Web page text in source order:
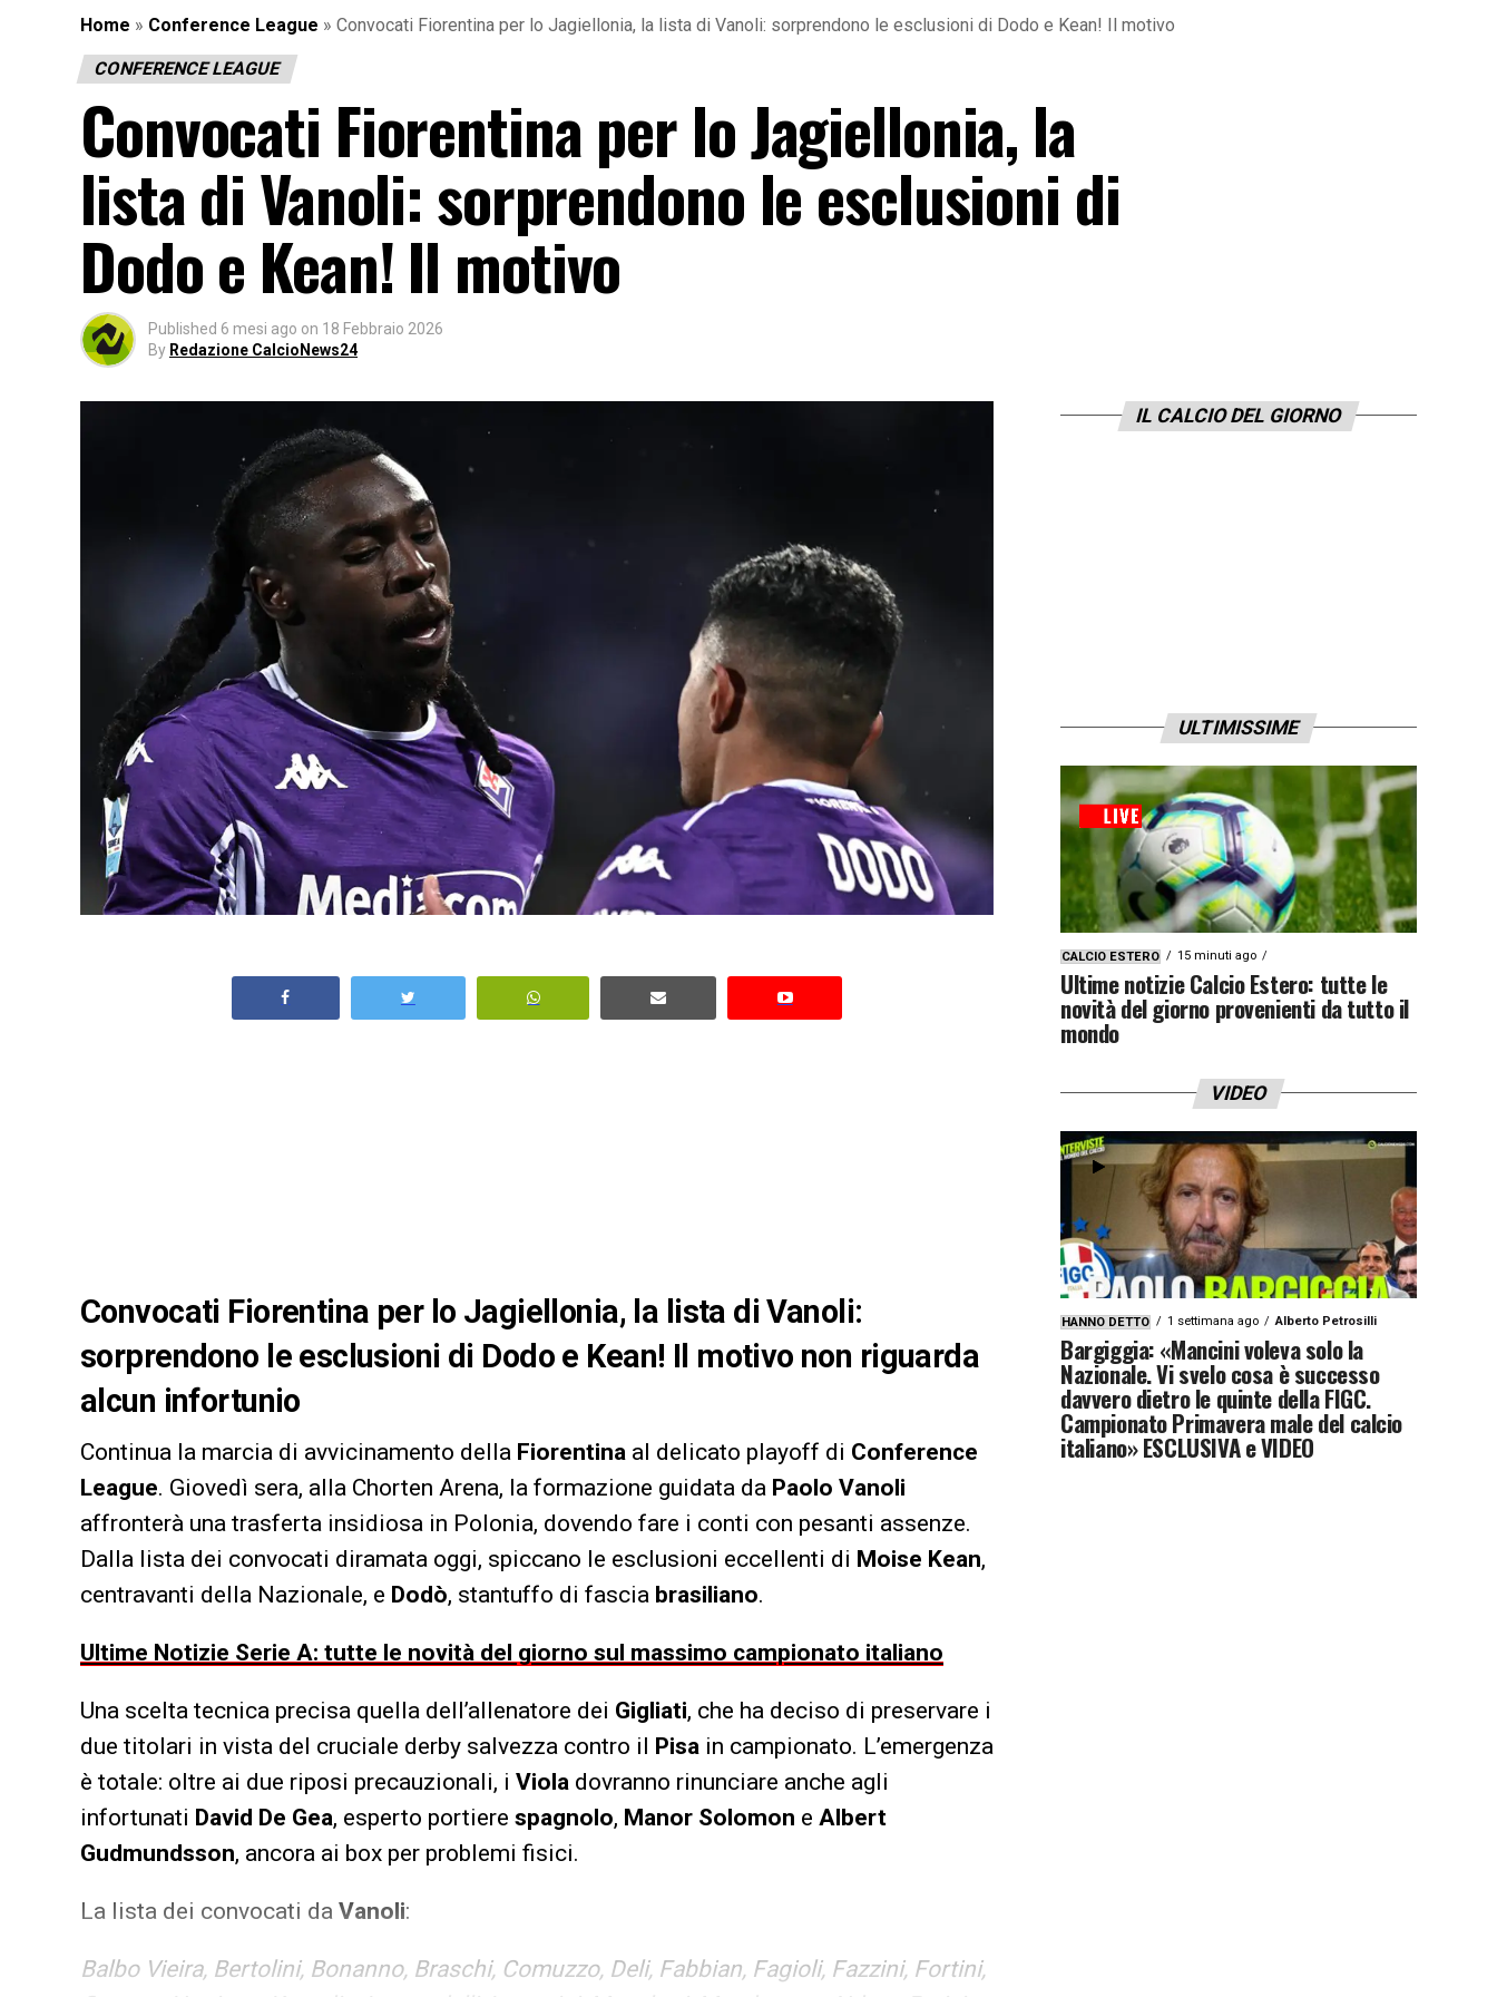
Home » Conference League » Convocati Fiorentina per lo Jagiellonia, la lista di Vanoli: sorprendono le esclusioni di Dodo e Kean! Il motivo
CONFERENCE LEAGUE
Convocati Fiorentina per lo Jagiellonia, la
lista di Vanoli: sorprendono le esclusioni di
Dodo e Kean! Il motivo
Published 6 mesi ago on 18 Febbraio 2026
By Redazione CalcioNews24
Convocati Fiorentina per lo Jagiellonia, la lista di Vanoli:
sorprendono le esclusioni di Dodo e Kean! Il motivo non riguarda
alcun infortunio
Continua la marcia di avvicinamento della Fiorentina al delicato playoff di Conference
League. Giovedì sera, alla Chorten Arena, la formazione guidata da Paolo Vanoli
affronterà una trasferta insidiosa in Polonia, dovendo fare i conti con pesanti assenze.
Dalla lista dei convocati diramata oggi, spiccano le esclusioni eccellenti di Moise Kean,
centravanti della Nazionale, e Dodò, stantuffo di fascia brasiliano.
Ultime Notizie Serie A: tutte le novità del giorno sul massimo campionato italiano
Una scelta tecnica precisa quella dell’allenatore dei Gigliati, che ha deciso di preservare i
due titolari in vista del cruciale derby salvezza contro il Pisa in campionato. L’emergenza
è totale: oltre ai due riposi precauzionali, i Viola dovranno rinunciare anche agli
infortunati David De Gea, esperto portiere spagnolo, Manor Solomon e Albert
Gudmundsson, ancora ai box per problemi fisici.
La lista dei convocati da Vanoli:
Balbo Vieira, Bertolini, Bonanno, Braschi, Comuzzo, Deli, Fabbian, Fagioli, Fazzini, Fortini,
IL CALCIO DEL GIORNO
ULTIMISSIME
CALCIO ESTERO 15 minuti ago
Ultime notizie Calcio Estero: tutte le
novità del giorno provenienti da tutto il
mondo
VIDEO
HANNO DETTO 1 settimana ago Alberto Petrosilli
Bargiggia: «Mancini voleva solo la
Nazionale. Vi svelo cosa è successo
davvero dietro le quinte della FIGC.
Campionato Primavera male del calcio
italiano» ESCLUSIVA e VIDEO